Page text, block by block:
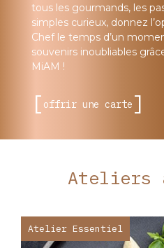
tous les gourmands, les
simples curieux, donnez
Chef le temps d’un
souvenirs inoubliables
MiAM !
offrir une carte
Ateliers
Atelier Essentiel